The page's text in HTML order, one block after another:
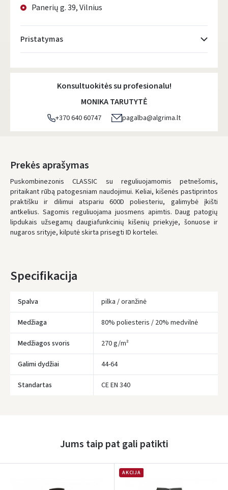
Panerių g. 39, Vilnius
Pristatymas
Atsiėmimo taškai- 0.00 €
DPD kurjeris - 5.00 €
DPD paštomatai- 4.00 €
LP Express paštomatai
LP Express kurjeris- 4.00 €
Pirmadienį, Rugpjūčio 10 d.
UŽSAKYMUS NUO80 € PRISTATOME NEMOKAMAI!
IKI NEMOKAMO PRISTATYMO TRŪKSTA:80 €
Konsultuokitės su profesionalu!
MONIKA TARUTYTĖ
+370 640 60747 pagalba@algrima.lt
Prekės aprašymas
Puskombinezonis CLASSIC su reguliuojamomis petnešomis,
pritaikant rūbą patogesniam naudojimui. Keliai, kišenės pastiprintos
praktišku ir dilimui atspariu 600D poliesteriu, galimybė įkišti
antkelius. Sagomis reguliuojama juosmens apimtis. Daug patogių
lipdukais užsegamų daugiafunkcinių kišenių priekyje, šonuose ir
nugaros srityje, kilputė skirta prisegti ID kortelei.
Specifikacija
Spalva pilka / oranžinė
Medžiaga 80% poliesteris / 20% medvilnė
Medžiagos svoris 270 g/m²
Galimi dydžiai 44-64
Standartas CE EN 340
Jums taip pat gali patikti
AKCIJA
Prisijungti